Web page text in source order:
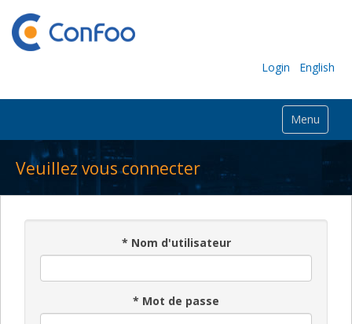
Login English
Menu
Veuillez vous connecter
* Nom d'utilisateur
* Mot de passe